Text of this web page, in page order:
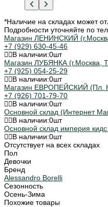
*Наличие на складах может
Подробности уточняйте по
Магазин ЛЕНИНСКИЙ
+7 (929) 630-45-46
В наличии:0шт
Магазин ЛУБЯНКА (г.Москва,
+7 (925) 054-25-29
В наличии:0шт
Магазин ЕВРОПЕЙСКИЙ (Пл.
+7 (926) 701-79-70
В наличии:0шт
Основной склад (Интернет
В наличии:0шт
Основной склад империя
В наличии:0шт
Отсутствует на всех складах
Пол
Девочки
Бренд
Alessandro Borelli
Сезонность
Осень-Зима
Похожие товары